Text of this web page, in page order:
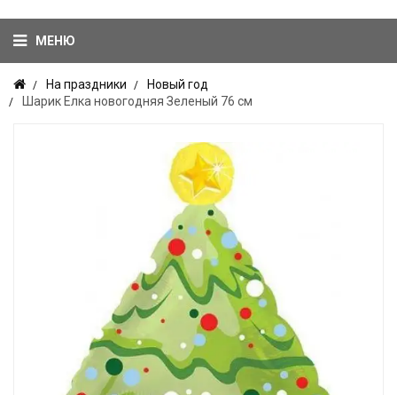
МЕНЮ
На праздники
Новый год
Шарик Елка новогодняя Зеленый 76 см